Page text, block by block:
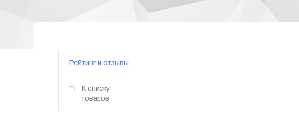
Рейтинг и отзывы
К списку
товаров